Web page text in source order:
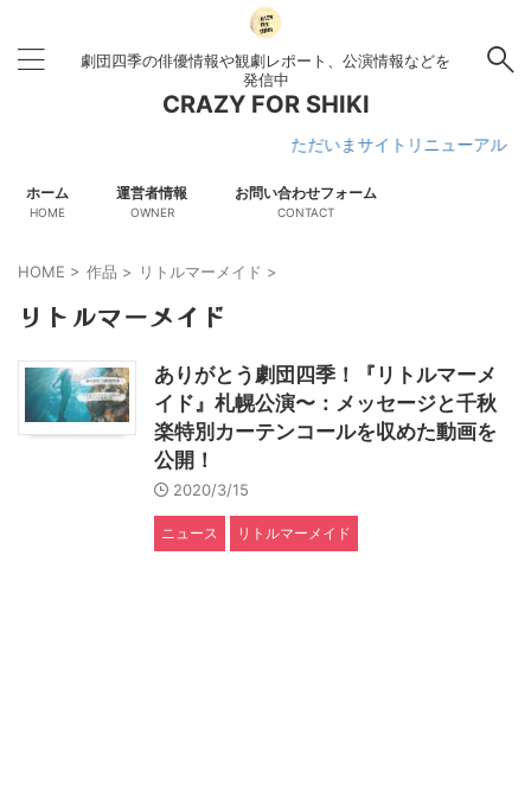
劇団四季の俳優情報や観劇レポート、公演情報などを
発信中
CRAZY FOR SHIKI
ただいまサイトリニューアル作業中
ホーム
HOME
運営者情報
OWNER
お問い合わせフォーム
CONTACT
HOME > 作品 > リトルマーメイド >
リトルマーメイド
ありがとう劇団四季！『リトルマーメ
イド』札幌公演〜：メッセージと千秋
楽特別カーテンコールを収めた動画を
公開！
2020/3/15
ニュース リトルマーメイド